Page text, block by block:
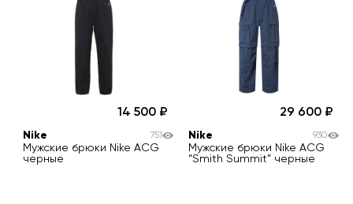
14 500
Nike
Мужские брюки Nike ACG
черные
751
29 600
Nike
Мужские брюки Nike ACG
“Smith Summit” черные
930